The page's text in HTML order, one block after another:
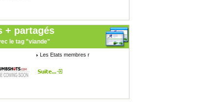
+ partagés
le tag "viande"
Les Etats membres r